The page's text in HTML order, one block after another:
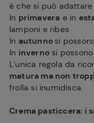
è che si può adattare
In primavera e in
lamponi e ribes
In autunno si
In inverno si
L’unica regola da
matura ma non
frolla si inumidisca.
Crema pasticcera: i